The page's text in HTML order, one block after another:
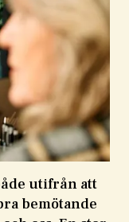
utifrån att
bemötande